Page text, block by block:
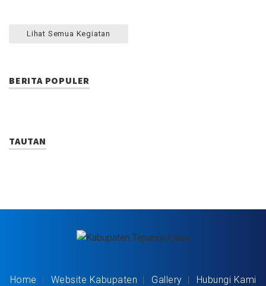
Lihat Semua Kegiatan
BERITA POPULER
TAUTAN
Home Website Kabupaten Gallery Hubungi Kami